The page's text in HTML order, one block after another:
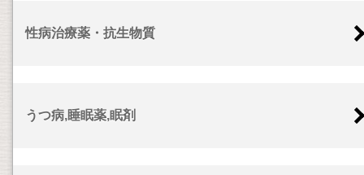
性病治療薬・抗生物質
うつ病,睡眠薬,眠剤